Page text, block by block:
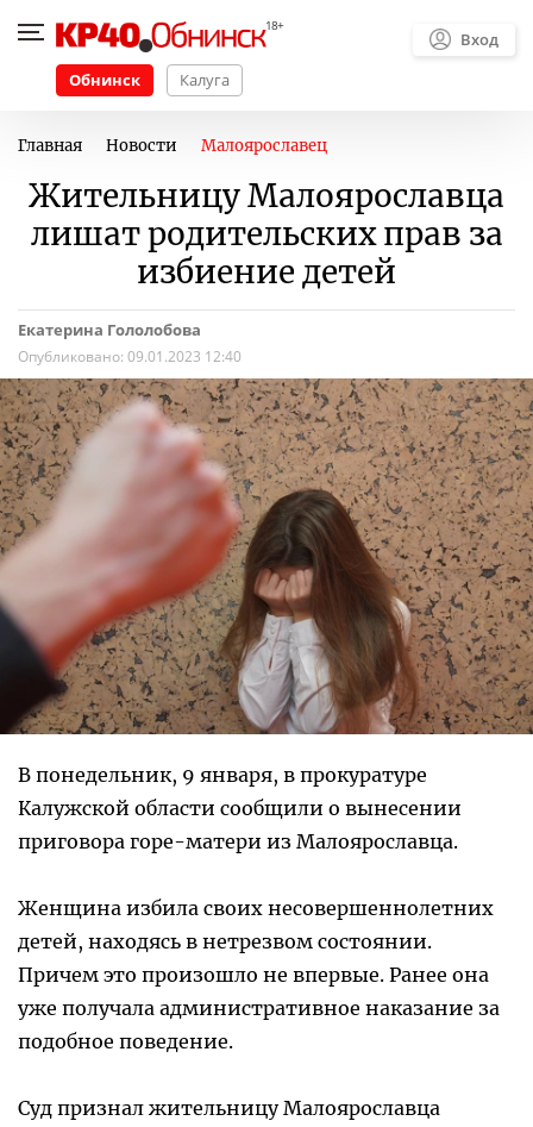
Обнинск Калуга
Вход
Главная Новости Малоярославец
Жительницу Малоярославца
лишат родительских прав за
избиение детей
Екатерина Гололобова
Опубликовано: 09.01.2023 12:40
В понедельник, 9 января, в прокуратуре
Калужской области сообщили о вынесении
приговора горе-матери из Малоярославца.
Женщина избила своих несовершеннолетних
детей, находясь в нетрезвом состоянии.
Причем это произошло не впервые. Ранее она
уже получала административное наказание за
подобное поведение.
Суд признал жительницу Малоярославца